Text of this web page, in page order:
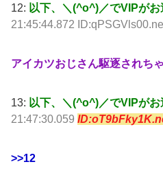
12: 以下、＼(^o^)／でVIPが
21:45:44.872
アイカツおじさん駆逐されち
13: 以下、＼(^o^)／でVIPが
21:47:30.059
>>12